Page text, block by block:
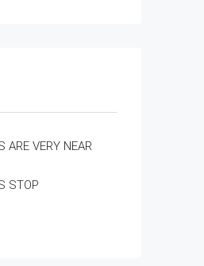
ARE VERY NEAR
STOP